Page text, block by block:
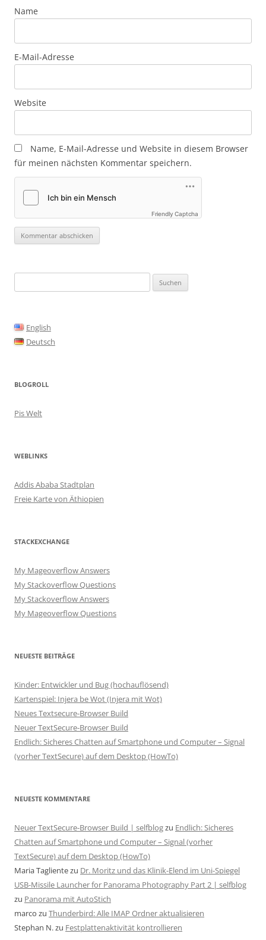
Name
E-Mail-Adresse
Website
Name, E-Mail-Adresse und Website in diesem Browser
für meinen nächsten Kommentar speichern.
Friendly Captcha
nach:
English
Deutsch
BLOGROLL
Pis Welt
WEBLINKS
Addis Ababa Stadtplan
Freie Karte von Äthiopien
STACKEXCHANGE
My Mageoverflow Answers
My Stackoverflow Questions
My Stackoverflow Answers
My Mageoverflow Questions
NEUESTE BEITRÄGE
Kinder: Entwickler und Bug (hochauflösend)
Kartenspiel: Injera be Wot (Injera mit Wot)
Neues Textsecure-Browser Build
Neuer TextSecure-Browser Build
Endlich: Sicheres Chatten auf Smartphone und Computer – Signal
(vorher TextSecure) auf dem Desktop (HowTo)
NEUESTE KOMMENTARE
Neuer TextSecure-Browser Build | selfblogzu Endlich: Sicheres
Chatten auf Smartphone und Computer – Signal (vorher
TextSecure) auf dem Desktop (HowTo)
Maria Taglientezu Dr. Moritz und das Klinik-Elend im Uni-Spiegel
USB-Missile Launcher for Panorama Photography Part 2 | selfblog
zu Panorama mit AutoStich
marco zu Thunderbird: Alle IMAP Ordner aktualisieren
Stephan N.zu Festplattenaktivität kontrollieren